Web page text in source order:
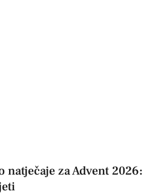
natječaje za Advent 2026: